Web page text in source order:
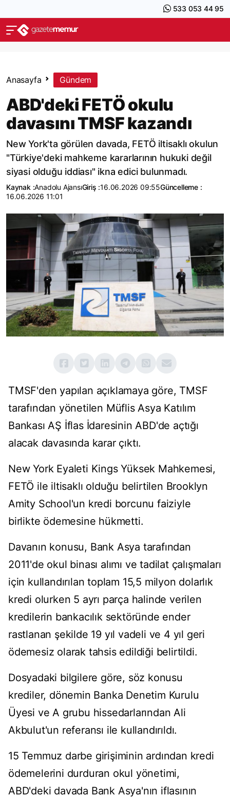
533 053 44 95
Anasayfa Gündem
ABD'deki FETÖ okulu
davasını TMSF kazandı
New York'ta görülen davada, FETÖ iltisaklı okulun
"Türkiye'deki mahkeme kararlarının hukuki değil
siyasi olduğu iddiası" ikna edici bulunmadı.
Kaynak :Anadolu AjansıGiriş :16.06.2026 09:55Güncelleme :
16.06.2026 11:01
TMSF'den yapılan açıklamaya göre, TMSF
tarafından yönetilen Müflis Asya Katılım
Bankası AŞ İflas İdaresinin ABD'de açtığı
alacak davasında karar çıktı.
New York Eyaleti Kings Yüksek Mahkemesi,
FETÖ ile iltisaklı olduğu belirtilen Brooklyn
Amity School'un kredi borcunu faiziyle
birlikte ödemesine hükmetti.
Davanın konusu, Bank Asya tarafından
2011'de okul binası alımı ve tadilat çalışmaları
için kullandırılan toplam 15,5 milyon dolarlık
kredi olurken 5 ayrı parça halinde verilen
kredilerin bankacılık sektöründe ender
rastlanan şekilde 19 yıl vadeli ve 4 yıl geri
ödemesiz olarak tahsis edildiği belirtildi.
Dosyadaki bilgilere göre, söz konusu
krediler, dönemin Banka Denetim Kurulu
Üyesi ve A grubu hissedarlarından Ali
Akbulut'un referansı ile kullandırıldı.
15 Temmuz darbe girişiminin ardından kredi
ödemelerini durduran okul yönetimi,
ABD'deki davada Bank Asya'nın iflasının